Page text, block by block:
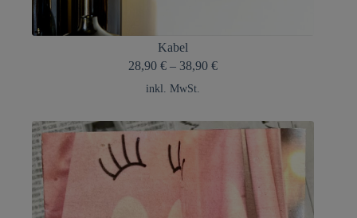
Kabel
28,90€ – 38,90€
inkl. MwSt.